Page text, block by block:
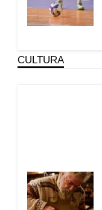
CULTURA